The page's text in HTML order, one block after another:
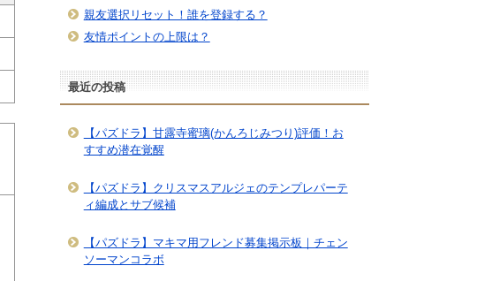
親友選択リセット！誰を登録する？
友情ポイントの上限は？
最近の投稿
【パズドラ】甘露寺蜜璃(かんろじみつり)評価！お
すすめ潜在覚醒
【パズドラ】クリスマスアルジェのテンプレパーテ
ィ編成とサブ候補
【パズドラ】マキマ用フレンド募集掲示板｜チェン
ソーマンコラボ